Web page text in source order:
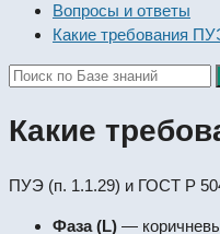
Вопросы и ответы
Какие требования
Какие
ПУЭ (п. 1.1.29) и ГОСТ Р
Фаза (L) —